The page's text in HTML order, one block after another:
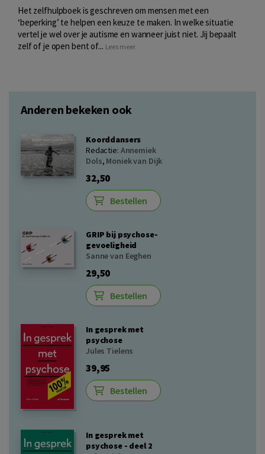
Het zelfhulpboek is geschreven om mensen met een
‘beperking’ te helpen een keuze te maken. In welke situatie
vertel je wel over je autisme en wanneer juist niet. Jij bepaalt
zelf of je open bent of... Lees meer
Anderen bekeken ook
Koorddansers
Redactie: Annemiek
Dols, Moniek van Dijk
32,50
Bestellen
GRIP bij psychose-
gevoeligheid
Sanne van Eeghen
29,50
Bestellen
In gesprek met
psychose
Jules Tielens
39,95
Bestellen
In gesprek met
psychose - deel 2